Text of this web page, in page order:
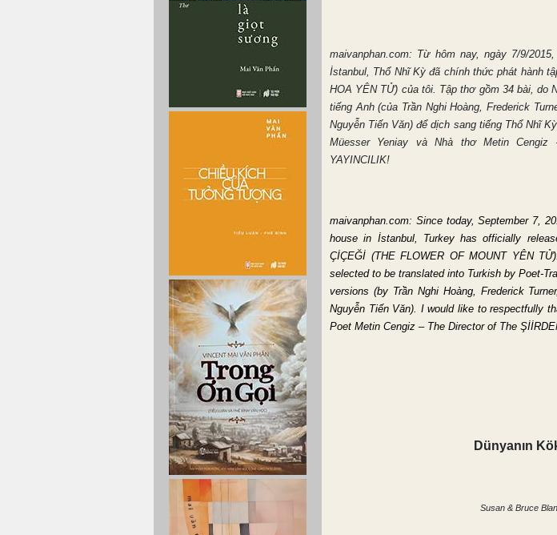
maivanphan.com: Từ hôm nay, ngày 7/9/
İstanbul, Thổ Nhĩ Kỳ đã chính thức phát hành
HOA YÊN TỬ) của tôi. Tập thơ gồm 34 bài, do
tiếng Anh (của Trần Nghi Hoàng, Frederick
Nguyễn Tiến Văn) để dịch sang tiếng Thổ Nhĩ
Müesser Yeniay và Nhà thơ Metin
YAYINCILIK!
maivanphan.com: Since today,September 7,
house in İstanbul, Turkey has officially
ÇİÇEĞİ (THE FLOWER OF MOUNT YÊN
selected to be translated into Turkish by Poet-
versions (by Trần Nghi Hoàng, Frederick
Nguyễn Tiến Văn). I would like to respectfully
Poet Metin Cengiz – The Director of The
Dünyanın
Susan & Bruce